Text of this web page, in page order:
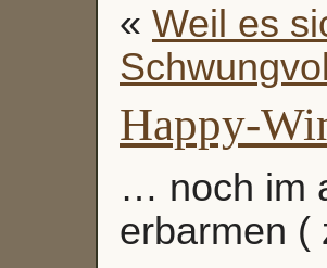
« Weil es
Happy-
… noch im
erbarmen (